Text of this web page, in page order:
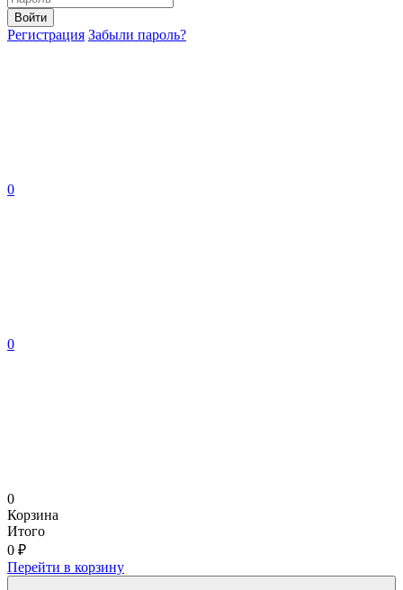
Войти
Регистрация Забыли пароль?
0
0
0
Корзина
Итого
0 ₽
Перейти в корзину